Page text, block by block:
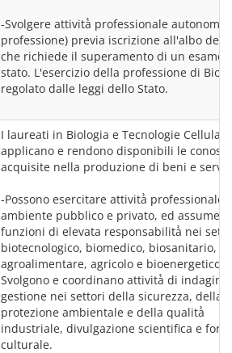
-Svolgere attività̀ professionale autonoma
professione) previa iscrizione all'albo dei
che richiede il superamento di un esame
stato. L'esercizio della professione di
regolato dalle leggi dello Stato.
I laureati in Biologia e Tecnologie Cellulari
applicano e rendono disponibili le
acquisite nella produzione di beni e
-Possono esercitare attività̀ professionale
ambiente pubblico e privato, ed assumere
funzioni di elevata responsabilità̀ nei
biotecnologico, biomedico, biosanitario,
agroalimentare, agricolo e bioenergetico.
Svolgono e coordinano attività̀ di indagine
gestione nei settori della sicurezza, della
protezione ambientale e della qualità̀
industriale, divulgazione scientifica e
culturale.